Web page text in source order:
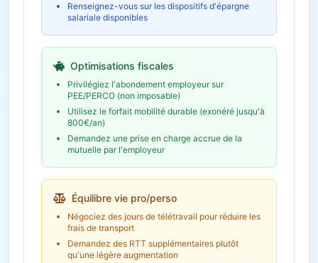
Épargne salariale
(PEE/PERCO)
13 890 € /
an
Abondement employeur
Économie fiscale potentielle
Renseignez-vous sur les dispositifs d'épargne
salariale disponibles
Optimisations fiscales
Privilégiez l'abondement employeur sur
PEE/PERCO (non imposable)
Utilisez le forfait mobilité durable (exonéré jusqu'à
800€/an)
Demandez une prise en charge accrue de la
mutuelle par l'employeur
Équilibre vie pro/perso
Négociez des jours de télétravail pour réduire les
frais de transport
Demandez des RTT supplémentaires plutôt
qu'une légère augmentation